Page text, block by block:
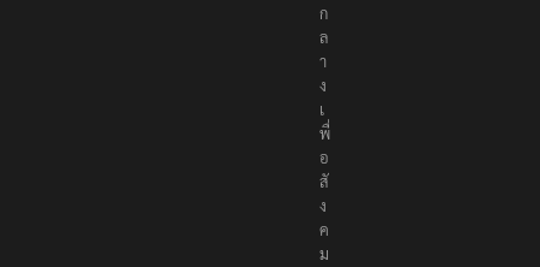
ก
ล
า
ง
เ
พื่
อ
สั
ง
ค
ม